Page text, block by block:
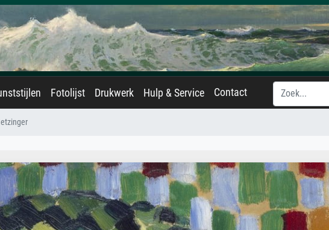
Fotolijst Drukwerk Hulp & Service Contact